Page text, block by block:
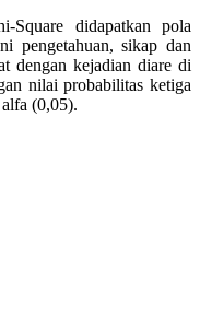
Square didapatkan pola
pengetahuan, sikap dan
dengan kejadian diare di
nilai probabilitas ketiga
(0,05).